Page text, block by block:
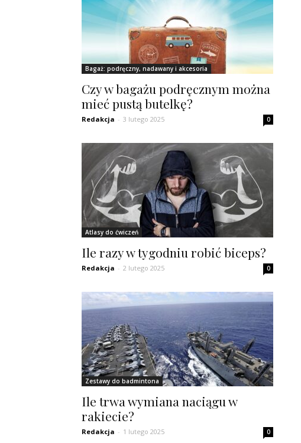
Bagaż: podręczny, nadawany i akcesoria
Czy w bagażu podręcznym można
mieć pustą butelkę?
Redakcja - 3 lutego 2025 0
Atlasy do ćwiczeń
Ile razy w tygodniu robić biceps?
Redakcja - 2 lutego 2025 0
Zestawy do badmintona
Ile trwa wymiana naciągu w
rakiecie?
Redakcja - 1 lutego 2025 0